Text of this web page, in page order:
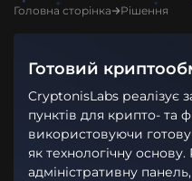
Головна сторінка Рішення
Готовий
CryptonisLabs реалізує
пунктів для крипто- та
використовуючи
як технологічну
адміністративну